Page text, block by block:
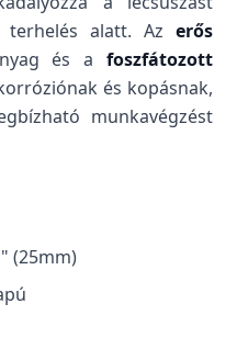
terhelés alatt. Az erős
és afoszfátozott
és kopásnak,
munkavégzést
(25mm)